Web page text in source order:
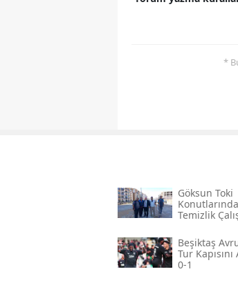
*
Göksun Toki̇
Temizlik
Beşiktaş
Tur Kapısını
0-1